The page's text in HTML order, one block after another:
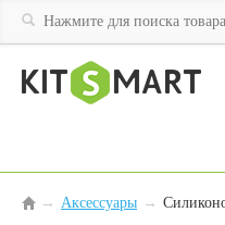
→ Аксессуары →